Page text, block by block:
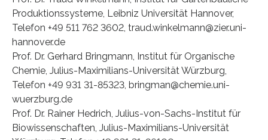
Produktionssysteme, Leibniz Universität Hannover,
Telefon +49 511 762 3602, traud.winkelmann@zier.uni-
hannover.de
Prof. Dr. Gerhard Bringmann, Institut für Organische
Chemie, Julius-Maximilians-Universität Würzburg,
Telefon +49 931 31-85323, bringman@chemie.uni-
wuerzburg.de
Prof. Dr. Rainer Hedrich, Julius-von-Sachs-Institut für
Biowissenschaften, Julius-Maximilians-Universität